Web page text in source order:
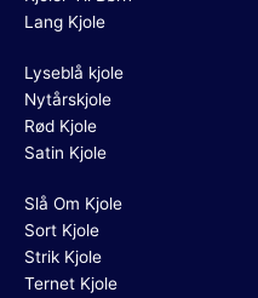
Lang Kjole
Lyseblå kjole
Nytårskjole
Rød Kjole
Satin Kjole
Slå Om Kjole
Sort Kjole
Strik Kjole
Ternet Kjole